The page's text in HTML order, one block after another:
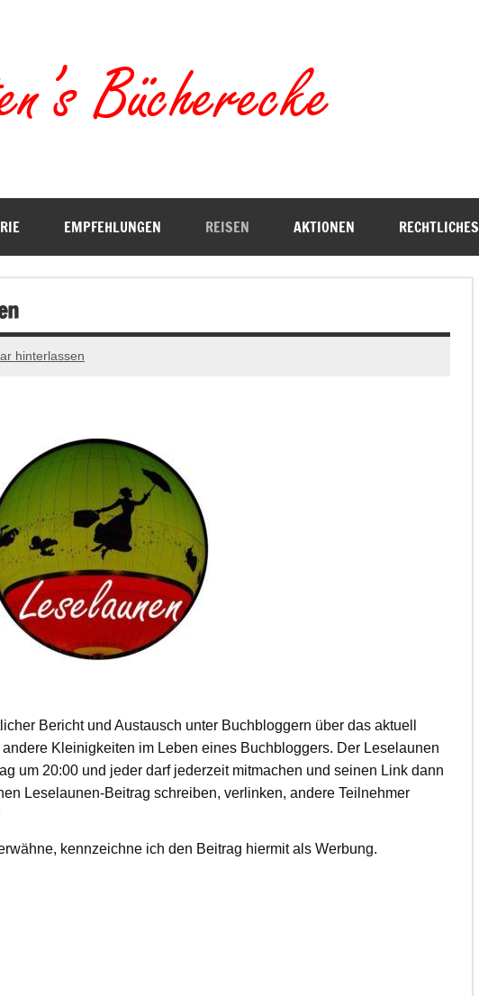
EMPFEHLUNGEN REISEN AKTIONEN RECHTLICHES
hinterlassen
Bericht und Austausch unter Buchbloggern über das aktuell
Kleinigkeiten im Leben eines Buchbloggers. Der Leselaunen
um 20:00 und jeder darf jederzeit mitmachen und seinen Link dann
Leselaunen-Beitrag schreiben, verlinken, andere Teilnehmer
kennzeichne ich den Beitrag hiermit als Werbung.